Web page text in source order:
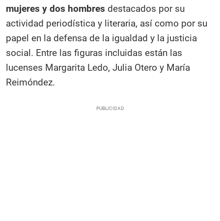
mujeres y dos hombres destacados por su
actividad periodística y literaria, así como por su
papel en la defensa de la igualdad y la justicia
social. Entre las figuras incluidas están las
lucenses Margarita Ledo, Julia Otero y María
Reimóndez.